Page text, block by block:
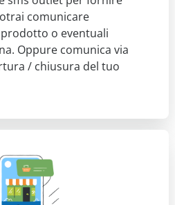
comunicare
prodotto o eventuali
Oppure comunica via
/ chiusura del tuo